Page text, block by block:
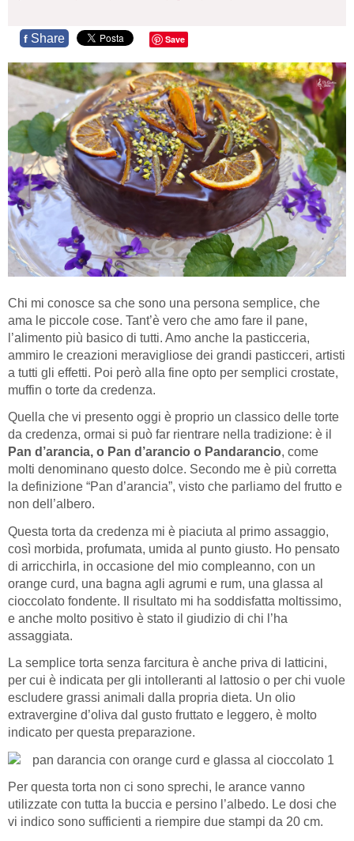
f Share Save
Chi mi conosce sa che sono una persona semplice, che
ama le piccole cose. Tant’è vero che amo fare il pane,
l’alimento più basico di tutti. Amo anche la pasticceria,
ammiro le creazioni meravigliose dei grandi pasticceri, artisti
a tutti gli effetti. Poi però alla fine opto per semplici crostate,
muffin o torte da credenza.
Quella che vi presento oggi è proprio un classico delle torte
da credenza, ormai si può far rientrare nella tradizione: è il
Pan d’arancia, o Pan d’arancio o Pandarancio, come
molti denominano questo dolce. Secondo me è più corretta
la definizione “Pan d’arancia”, visto che parliamo del frutto e
non dell’albero.
Questa torta da credenza mi è piaciuta al primo assaggio,
così morbida, profumata, umida al punto giusto. Ho pensato
di arricchirla, in occasione del mio compleanno, con un
orange curd, una bagna agli agrumi e rum, una glassa al
cioccolato fondente. Il risultato mi ha soddisfatta moltissimo,
e anche molto positivo è stato il giudizio di chi l’ha
assaggiata.
La semplice torta senza farcitura è anche priva di latticini,
per cui è indicata per gli intolleranti al lattosio o per chi vuole
escludere grassi animali dalla propria dieta. Un olio
extravergine d’oliva dal gusto fruttato e leggero, è molto
indicato per questa preparazione.
Per questa torta non ci sono sprechi, le arance vanno
utilizzate con tutta la buccia e persino l’albedo. Le dosi che
vi indico sono sufficienti a riempire due stampi da 20 cm.